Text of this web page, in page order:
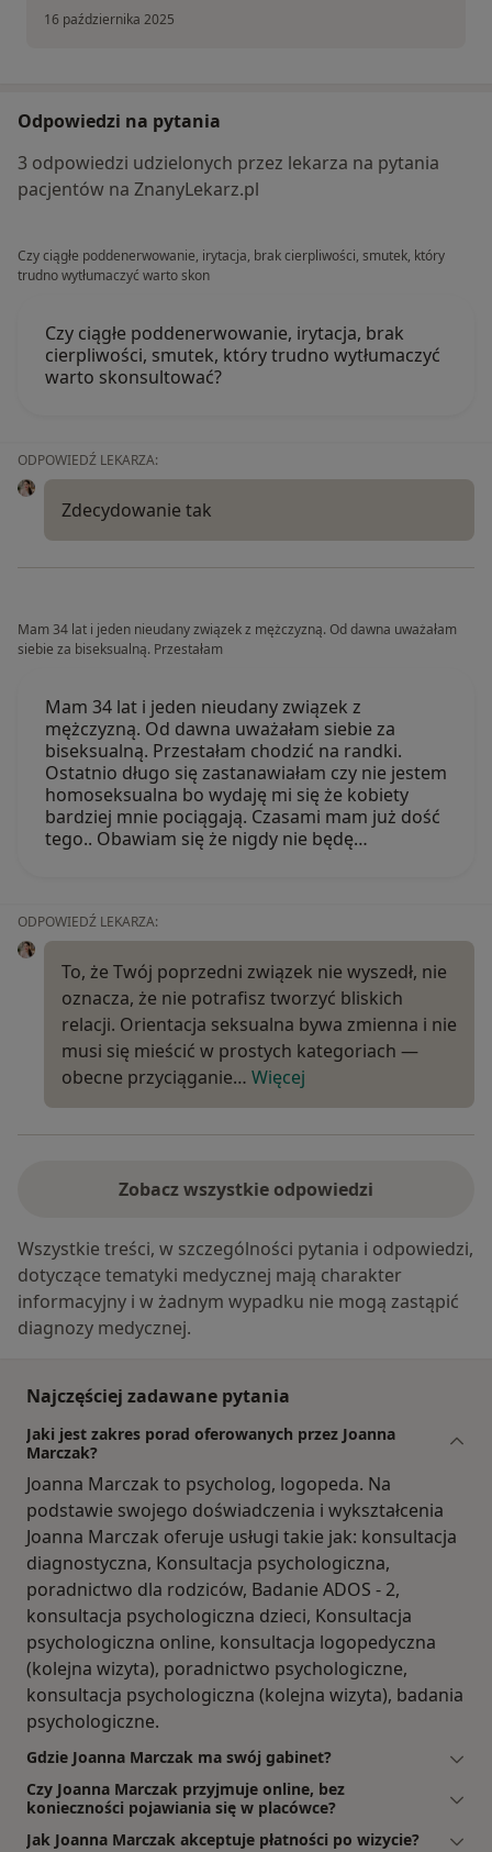
16 października 2025
Odpowiedzi na pytania
3 odpowiedzi udzielonych przez lekarza na pytania
pacjentów na ZnanyLekarz.pl
Czy ciągłe poddenerwowanie, irytacja, brak cierpliwości, smutek, który
trudno wytłumaczyć warto skon
Czy ciągłe poddenerwowanie, irytacja, brak
cierpliwości, smutek, który trudno wytłumaczyć
warto skonsultować?
ODPOWIEDŹ LEKARZA:
Zdecydowanie tak
Mam 34 lat i jeden nieudany związek z mężczyzną. Od dawna uważałam
siebie za biseksualną. Przestałam
Mam 34 lat i jeden nieudany związek z
mężczyzną. Od dawna uważałam siebie za
biseksualną. Przestałam chodzić na randki.
Ostatnio długo się zastanawiałam czy nie jestem
homoseksualna bo wydaję mi się że kobiety
bardziej mnie pociągają. Czasami mam już dość
tego.. Obawiam się że nigdy nie będę…
ODPOWIEDŹ LEKARZA:
To, że Twój poprzedni związek nie wyszedł, nie
oznacza, że nie potrafisz tworzyć bliskich
relacji. Orientacja seksualna bywa zmienna i nie
musi się mieścić w prostych kategoriach —
obecne przyciąganie… Więcej
Zobacz wszystkie odpowiedzi
Wszystkie treści, w szczególności pytania i odpowiedzi,
dotyczące tematyki medycznej mają charakter
informacyjny i w żadnym wypadku nie mogą zastąpić
diagnozy medycznej.
Najczęściej zadawane pytania
Jaki jest zakres porad oferowanych przez Joanna
Marczak?
Joanna Marczak to psycholog, logopeda. Na
podstawie swojego doświadczenia i wykształcenia
Joanna Marczak oferuje usługi takie jak: konsultacja
diagnostyczna, Konsultacja psychologiczna,
poradnictwo dla rodziców, Badanie ADOS - 2,
konsultacja psychologiczna dzieci, Konsultacja
psychologiczna online, konsultacja logopedyczna
(kolejna wizyta), poradnictwo psychologiczne,
konsultacja psychologiczna (kolejna wizyta), badania
psychologiczne.
Gdzie Joanna Marczak ma swój gabinet?
Czy Joanna Marczak przyjmuje online, bez
konieczności pojawiania się w placówce?
Jak Joanna Marczak akceptuje płatności po wizycie?